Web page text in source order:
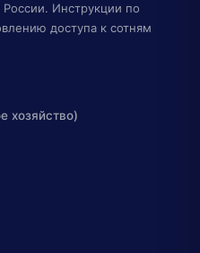
Инструкции по
доступа к сотням
хозяйство)